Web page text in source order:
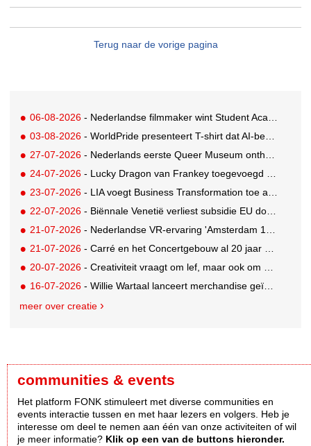
Terug naar de vorige pagina
06-08-2026 - Nederlandse filmmaker wint Student Academy Award
03-08-2026 - WorldPride presenteert T-shirt dat AI-bewakingscamera's misleidt
27-07-2026 - Nederlands eerste Queer Museum onthult nieuwe visuele identiteit
24-07-2026 - Lucky Dragon van Frankey toegevoegd aan vaste opstelling STRAAT Museum
23-07-2026 - LIA voegt Business Transformation toe als prijzencategorie
22-07-2026 - Biënnale Venetië verliest subsidie EU door deelname Rusland
21-07-2026 - Nederlandse VR-ervaring 'Amsterdam 1652' geselecteerd voor filmfestival Venetië
21-07-2026 - Carré en het Concertgebouw al 20 jaar absolute favorieten van cultuurpubliek
20-07-2026 - Creativiteit vraagt om lef, maar ook om een plan voor als het misgaat
16-07-2026 - Willie Wartaal lanceert merchandise geïnspireerd op spraakmakende The Voice-outfits
meer over creatie
communities & events
Het platform FONK stimuleert met diverse communities en
events interactie tussen en met haar lezers en volgers. Heb je
interesse om deel te nemen aan één van onze activiteiten of wil
je meer informatie? Klik op een van de buttons hieronder.